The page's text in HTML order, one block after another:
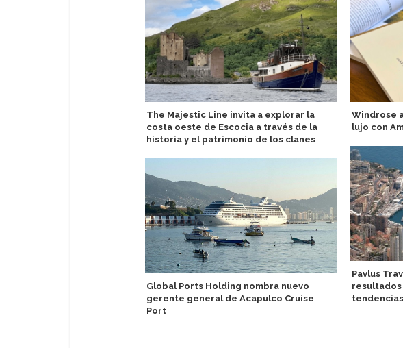
The Majestic Line invita a explorar la
costa oeste de Escocia a través de la
historia y el patrimonio de los clanes
Global Ports Holding nombra nuevo
gerente general de Acapulco Cruise
Port
Windrose
lujo con
Pavlus